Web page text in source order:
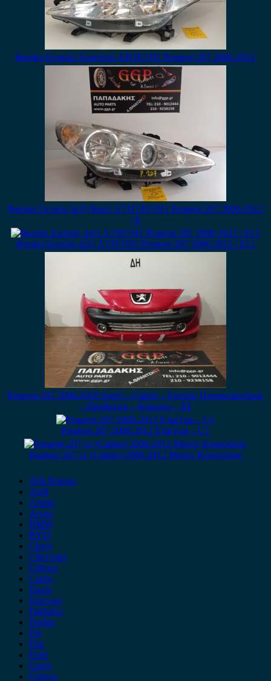
Φανάρι Εμπρός Αριστερό AH/H7/H1 Peugeot 207 2006-2012
Φανάρι Εμπρός Δεξί Φακό A7/H7/H7/H1 Peugeot 207 2006-2012
/ Ε
Φανάρι Εμπρός Δεξί A7/H7/H1 Peugeot 207 2006-2012 / Εc1
Peugeot 207 2006-2010 Sport – Cabrio – Εμπρός Προφυλακτήρας
– Προβολείς – Κόκκινο – ΙΠ
Peugeot 207 2006-2012 Εταζέρα – C1
Peugeot 207 cc (Cabrio) 2006-2012 Μοτέρ Κουκούλας
Alfa Romeo
Audi
Austin
Acura
BMW
BYD
Chery
Chevrolet
Citroen
Cupra
Dacia
Daewoo
Daihatsu
Dodge
DS
Fiat
Ford
Geely
Gonow